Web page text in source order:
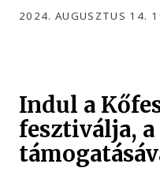
2024. AUGUSZTUS 14.
Indul a
fesztiválja,